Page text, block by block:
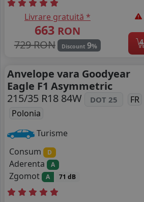
Livrare gratuită *
663 RON
729 RON
Discount 9%
4
Anvelope vara Goodyear
Eagle F1 Asymmetric
215/35 R18 84W
DOT 25
FR
Polonia
Turisme
Consum
D
Aderenta A
Zgomot A 71 dB